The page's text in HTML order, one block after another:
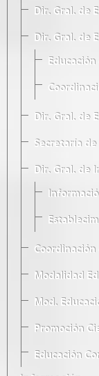
Dir. Gral. de
Dir. Gral. de
Dir. Gral. de
Secretaría
Dir. Gral. de
Coordinación
Modalidad
Mod.
Promoción
Educación